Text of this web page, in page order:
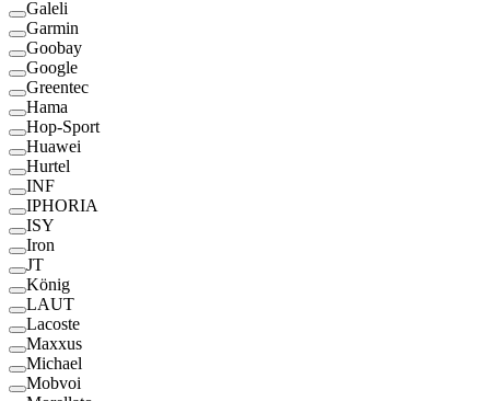
Galeli
Garmin
Goobay
Google
Greentec
Hama
Hop-Sport
Huawei
Hurtel
INF
IPHORIA
ISY
Iron
JT
König
LAUT
Lacoste
Maxxus
Michael
Mobvoi